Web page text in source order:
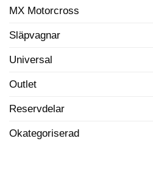
MX Motorcross
Släpvagnar
Universal
Outlet
Reservdelar
Okategoriserad